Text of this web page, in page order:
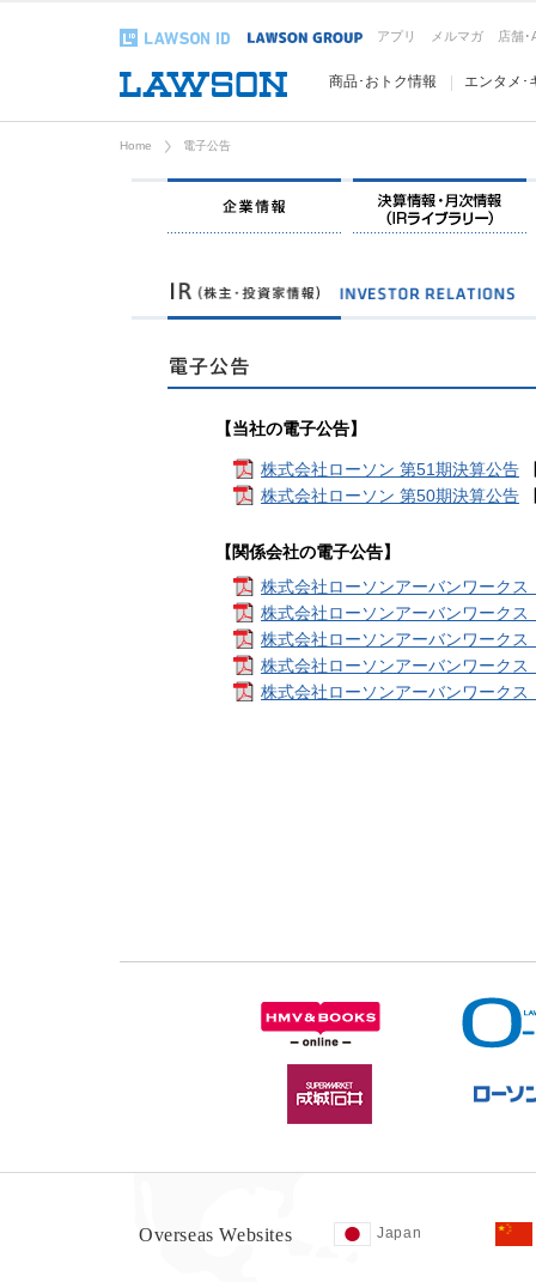
アプリ メルマガ 店舗･
商品･おトク情報 エンタメ･
Home 電子公告
【当社の電子公告】
株式会社ローソン 第51期決算公告
株式会社ローソン 第50期決算公告
【関係会社の電子公告】
株式会社ローソンアーバンワーク
株式会社ローソンアーバンワーク
株式会社ローソンアーバンワーク
株式会社ローソンアーバンワーク
株式会社ローソンアーバンワーク
Overseas Websites Japan